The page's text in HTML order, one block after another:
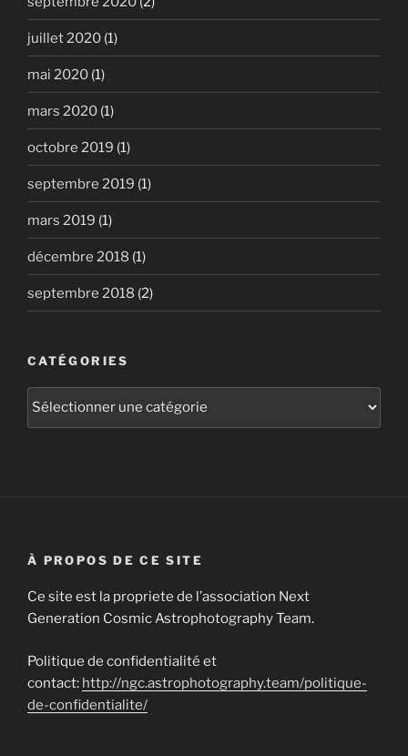
juillet 2020 (1)
mai 2020 (1)
mars 2020 (1)
octobre 2019 (1)
septembre 2019 (1)
mars 2019 (1)
décembre 2018 (1)
septembre 2018 (2)
CATÉGORIES
À PROPOS DE CE SITE
Ce site est la propriete de l’association Next
Generation Cosmic Astrophotography Team.
Politique de confidentialité et
contact: http://ngc.astrophotography.team/politique-
de-confidentialite/